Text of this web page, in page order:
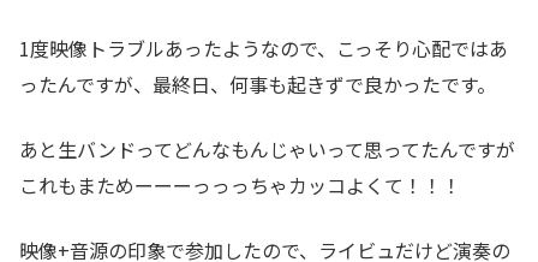
1度映像トラブルあったようなので、こっそり心配ではあ
ったんですが、最終日、何事も起きずで良かったです。
あと生バンドってどんなもんじゃいって思ってたんですが
これもまためーーーっっっちゃカッコよくて！！！
映像+音源の印象で参加したので、ライビュだけど演奏の